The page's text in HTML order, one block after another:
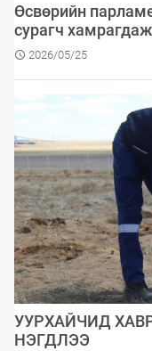
Өсвөрийн
сурагч
2026/05/25
УУРХАЙЧИД
НЭГДЛЭЭ